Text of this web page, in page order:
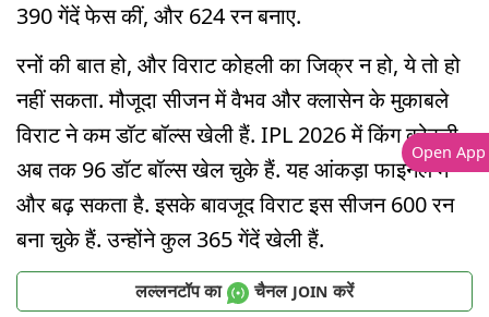
390 गेंदें फेस कीं, और 624 रन बनाए.
रनों की बात हो, और विराट कोहली का जिक्र न हो, ये तो हो
नहीं सकता. मौजूदा सीजन में वैभव और क्लासेन के मुकाबले
विराट ने कम डॉट बॉल्स खेली हैं. IPL 2026 में किंग कोहली
अब तक 96 डॉट बॉल्स खेल चुके हैं. यह आंकड़ा फाइनल में
और बढ़ सकता है. इसके बावजूद विराट इस सीजन 600 रन
बना चुके हैं. उन्होंने कुल 365 गेंदें खेली हैं.
लल्लनटॉप का चैनल JOIN करें
Open App